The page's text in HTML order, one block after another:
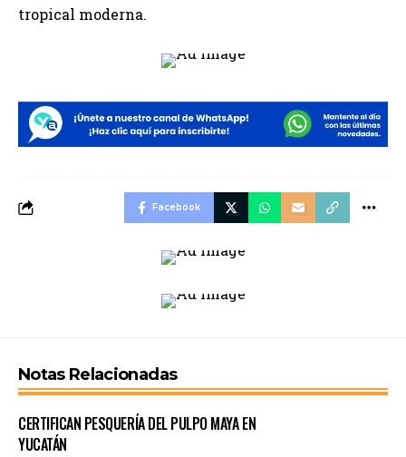
tropical moderna.
Facebook
Notas Relacionadas
CERTIFICAN PESQUERÍA DEL PULPO MAYA EN
YUCATÁN